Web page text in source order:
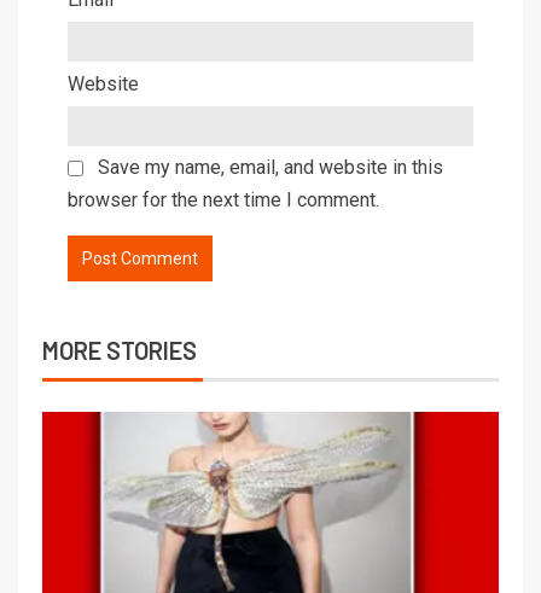
Website
Save my name, email, and website in this
browser for the next time I comment.
MORE STORIES